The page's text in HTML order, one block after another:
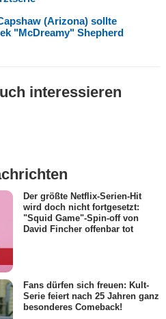
(Arizona) sollte
"McDreamy" Shepherd
interessieren
Der größte Netflix-Serien-Hit
wird doch nicht fortgesetzt:
"Squid Game"-Spin-off von
David Fincher offenbar tot
Fans dürfen sich freuen: Kult-
Serie feiert nach 25 Jahren ganz
besonderes Comeback!